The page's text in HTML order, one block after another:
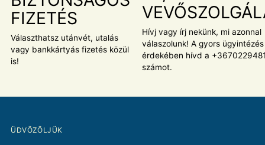
FIZETÉS
Választhatsz utánvét, utalás
vagy bankkártyás fizetés közül
is!
Hívj vagy írj nekünk, mi azonnal
válaszolunk! A gyors ügyintézés
érdekében hívd a
számot.
ÜDVÖZÖLJÜK